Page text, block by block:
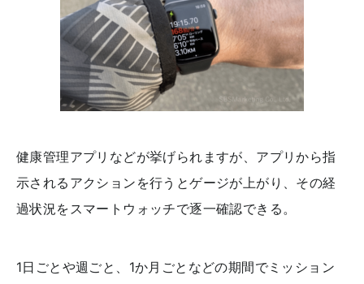
健康管理アプリなどが挙げられますが、アプリから指
示されるアクションを行うとゲージが上がり、その経
過状況をスマートウォッチで逐一確認できる。
1日ごとや週ごと、1か月ごとなどの期間でミッション